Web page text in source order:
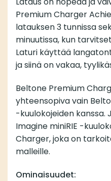
Premium Charger
latauksen 3 tunnissa
minuutissa, kun
Laturi käyttää
ja siinä on vakaa,
Beltone Premium
yhteensopiva vain
-kuulokojeiden kanssa.
Imagine miniRIE -
Charger, joka on
malleille.
Ominaisuudet: